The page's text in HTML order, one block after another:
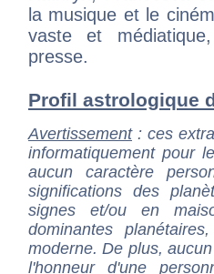
la musique et le
vaste et
presse.
Profil astrologique
Avertissement: ces
informatiquement pour
aucun caractère
significations des
signes et/ou en
dominantes
moderne. De plus,
l'honneur d'une